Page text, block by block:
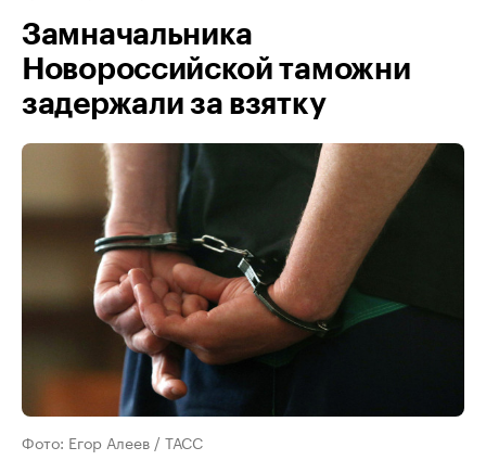
Замначальника
Новороссийской таможни
задержали за взятку
Фото: Егор Алеев / ТАСС